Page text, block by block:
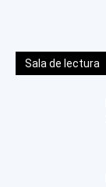
Sala de lectura